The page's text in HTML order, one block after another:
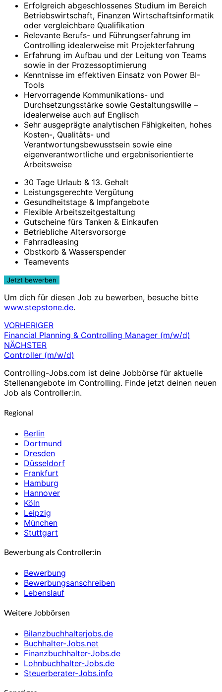
Erfolgreich abgeschlossenes Studium im Bereich
Betriebswirtschaft, Finanzen Wirtschaftsinformatik
oder vergleichbare Qualifikation
Relevante Berufs- und Führungserfahrung im
Controlling idealerweise mit Projekterfahrung
Erfahrung im Aufbau und der Leitung von Teams
sowie in der Prozessoptimierung
Kenntnisse im effektiven Einsatz von Power BI-
Tools
Hervorragende Kommunikations- und
Durchsetzungsstärke sowie Gestaltungswille –
idealerweise auch auf Englisch
Sehr ausgeprägte analytischen Fähigkeiten, hohes
Kosten-, Qualitäts- und
Verantwortungsbewusstsein sowie eine
eigenverantwortliche und ergebnisorientierte
Arbeitsweise
30 Tage Urlaub & 13. Gehalt
Leistungsgerechte Vergütung
Gesundheitstage & Impfangebote
Flexible Arbeitszeitgestaltung
Gutscheine fürs Tanken & Einkaufen
Betriebliche Altersvorsorge
Fahrradleasing
Obstkorb & Wasserspender
Teamevents
Um dich für diesen Job zu bewerben, besuche bitte
www.stepstone.de.
Beitragsnavigation
VORHERIGER
Financial Planning & Controlling Manager (m/w/d)
NÄCHSTER
Controller (m/w/d)
Controlling-Jobs.com ist deine Jobbörse für aktuelle
Stellenangebote im Controlling. Finde jetzt deinen neuen
Job als Controller:in.
Regional
Berlin
Dortmund
Dresden
Düsseldorf
Frankfurt
Hamburg
Hannover
Köln
Leipzig
München
Stuttgart
Bewerbung als Controller:in
Bewerbung
Bewerbungsanschreiben
Lebenslauf
Weitere Jobbörsen
Bilanzbuchhalterjobs.de
Buchhalter-Jobs.net
Finanzbuchhalter-Jobs.de
Lohnbuchhalter-Jobs.de
Steuerberater-Jobs.info